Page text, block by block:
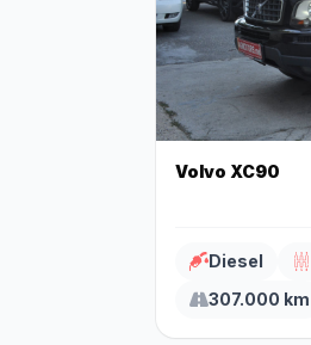
Volvo XC90
Diesel
307.000 km